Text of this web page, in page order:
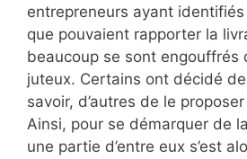
entrepreneurs ayant
que pouvaient rapporter la
beaucoup se sont engouffrés
juteux. Certains ont décidé
savoir, d’autres de le
Ainsi, pour se démarquer de
une partie d’entre eux s’est